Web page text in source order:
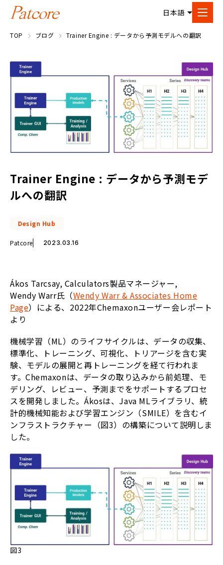
TOP ブログ Trainer Engine : データから予測モデルへの翻訳
Trainer Engine : データから予測モデ
ルへの翻訳
Design Hub
Patcore 2023.03.16
Ákos Tarcsay, Calculators製品マネージャー,
Wendy Warr氏（Wendy Warr & Associates Home
Page）による、2022年Chemaxonユーザー会レポート
より
機械学習（ML）のライフサイクルは、データの収集、
標準化、トレーニング、可視化、トリアージを含む実
験、モデルの展開と再トレーニングを経て行われま
す。Chemaxonは、データの取り込みから前処理、モ
デリング、レビュー、予測までをサポートするプロセ
スを開発しました。Ákosは、Java MLライブラリ、統
計的機械知能および学習エンジン（SMILE）を含むイ
ンフラストラクチャー（図3）の構築について説明しま
した。
図3